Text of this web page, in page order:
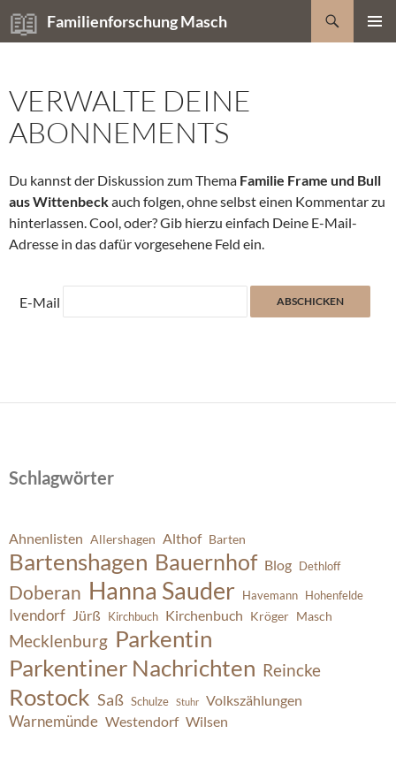
Zum
Inhalt
Familienforschung Masch
Suchen
VERWALTE DEINE
ABONNEMENTS
Du kannst der Diskussion zum Thema Familie Frame und Bull
aus Wittenbeckauch folgen, ohne selbst einen Kommentar zu
hinterlassen. Cool, oder? Gib hierzu einfach Deine E-Mail-
Adresse in das dafür vorgesehene Feld ein.
E-Mail
Schlagwörter
Ahnenlisten Allershagen Althof Barten
Bartenshagen Bauernhof Blog Dethloff
Doberan Hanna Sauder Havemann Hohenfelde
Ivendorf Jürß Kirchbuch Kirchenbuch Kröger Masch
Mecklenburg Parkentin
Parkentiner Nachrichten Reincke
Rostock Saß Schulze Stuhr Volkszählungen
Warnemünde Westendorf Wilsen